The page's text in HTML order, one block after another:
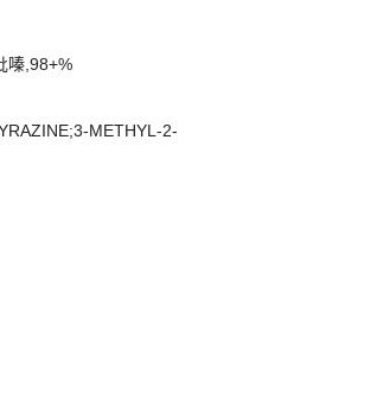
嗪,98+%
METHYL-2-